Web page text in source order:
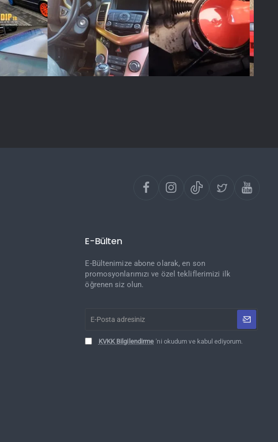
E-Bülten
E-Bültenimize abone olarak, en son
promosyonlarımızı ve özel tekliflerimizi ilk
öğrenen siz olun.
Posta
KVKK Bilgilendirme 'ni okudum ve kabul ediyorum.